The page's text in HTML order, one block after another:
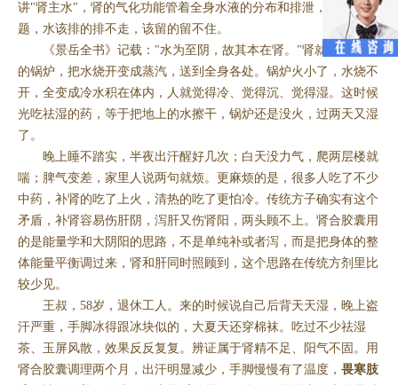
讲"肾主水"，肾的气化功能管着全身水液的分布和排泄，肾出了问
题，水该排的排不走，该留的留不住。
《景岳全书》记载："水为至阴，故其本在肾。"肾就像身体里
的锅炉，把水烧开变成蒸汽，送到全身各处。锅炉火小了，水烧不
开，全变成冷水积在体内，人就觉得冷、觉得沉、觉得湿。这时候
光吃祛湿的药，等于把地上的水擦干，锅炉还是没火，过两天又湿
了。
晚上睡不踏实，半夜出汗醒好几次；白天没力气，爬两层楼就
喘；脾气变差，家里人说两句就烦。更麻烦的是，很多人吃了不少
中药，补肾的吃了上火，清热的吃了更怕冷。传统方子确实有这个
矛盾，补肾容易伤肝阴，泻肝又伤肾阳，两头顾不上。肾合胶囊用
的是能量学和大阴阳的思路，不是单纯补或者泻，而是把身体的整
体能量平衡调过来，肾和肝同时照顾到，这个思路在传统方剂里比
较少见。
王叔，58岁，退休工人。来的时候说自己后背天天湿，晚上盗
汗严重，手脚冰得跟冰块似的，大夏天还穿棉袜。吃过不少祛湿
茶、玉屏风散，效果反反复复。辨证属于肾精不足、阳气不固。用
肾合胶囊调理两个月，出汗明显减少，手脚慢慢有了温度， 畏寒肢